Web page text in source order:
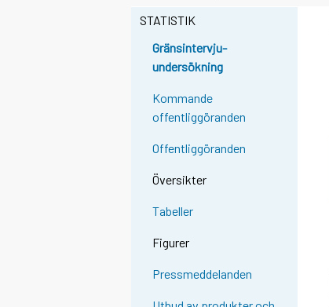
STATISTIK
Gränsintervju-
undersökning
Kommande
offentliggöranden
Offentliggöranden
Översikter
Tabeller
Figurer
Pressmeddelanden